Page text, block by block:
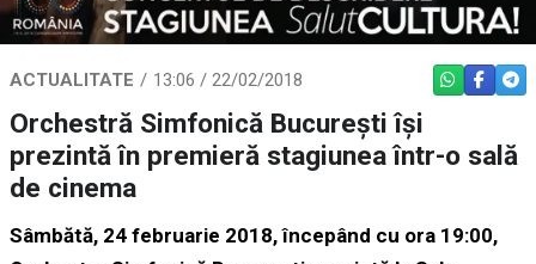
ACTUALITATE 13:06 / 22/02/2018 WHATSAPP
Orchestră Simfonică București își
prezintă în premieră stagiunea într-o sală
de cinema
Sâmbătă, 24 februarie 2018, începând cu ora 19:00,